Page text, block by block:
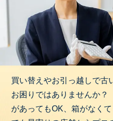
錬金堂は家具、家電、ブ
用品、アウトドア用品、
んなジャンルでもOK！
壊れていても、古くても
欠品していても大丈夫！
まずは無料出張査定をご
員がご自宅までお伺いし
買い替えやお引っ越しで古
お困りではありませんか
があってもOK、箱がなく